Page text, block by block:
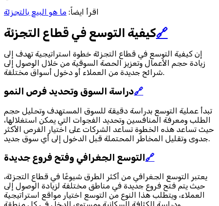
اقرأ ايضاً: ما هو البيع بالتجزئة
كيفية التوسع في قطاع التجزئة🔗
إن كيفية التوسع في قطاع التجزئة خطوة استراتيجية تهدف إلى
زيادة حجم الأعمال وتعزيز الحصة السوقية من خلال الوصول إلى
شرائح جديدة من العملاء أو دخول أسواق مختلفة.
دراسة السوق وتحديد فرص النمو🔗
تبدأ عملية التوسع بدراسة دقيقة للسوق المستهدف وتحليل حجم
الطلب ومعرفة المنافسين وتحديد الفجوات التي يمكن استغلالها،
حيث تساعد هذه الخطوة تساعد الشركات على اختيار الفرص الأكثر
جدوى وتقليل المخاطر المحتملة قبل الدخول إلى أي سوق جديد.
التوسع الجغرافي وفتح فروع جديدة🔗
يعتبر التوسع الجغرافي من أكثر الطرق شيوعًا في قطاع التجزئة،
حيث يتم فتح فروع جديدة في مناطق مختلفة لزيادة الوصول إلى
العملاء، ويتطلب هذا النوع من التوسع اختيار مواقع استراتيجية